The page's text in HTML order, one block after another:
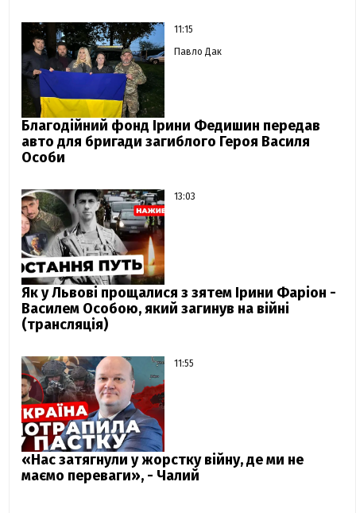
11:15
Павло Дак
Благодійний фонд Ірини Федишин передав
авто для бригади загиблого Героя Василя
Особи
13:03
Як у Львові прощалися з зятем Ірини Фаріон -
Василем Особою, який загинув на війні
(трансляція)
11:55
«Нас затягнули у жорстку війну, де ми не
маємо переваги», - Чалий